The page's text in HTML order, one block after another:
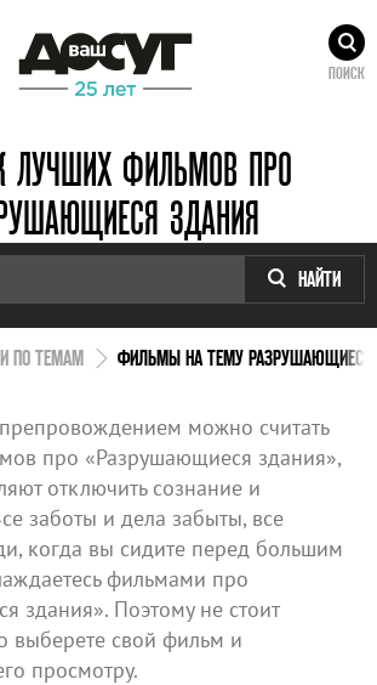
ПОИСК
ЛУЧШИХ ФИЛЬМОВ ПРО
ЗДАНИЯ
НАЙТИ
ПО ТЕМАМ ФИЛЬМЫ НА ТЕМУ РАЗРУШАЮЩИЕСЯ
можно считать
про «Разрушающиеся здания»,
отключить сознание и
заботы и дела забыты, все
когда вы сидите перед большим
фильмами про
здания». Поэтому не стоит
выберете свой фильм и
просмотру.